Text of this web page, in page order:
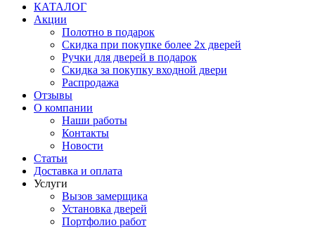
КАТАЛОГ
Акции
Полотно в подарок
Скидка при покупке более 2х дверей
Ручки для дверей в подарок
Скидка за покупку входной двери
Распродажа
Отзывы
О компании
Наши работы
Контакты
Новости
Статьи
Доставка и оплата
Услуги
Вызов замерщика
Установка дверей
Портфолио работ